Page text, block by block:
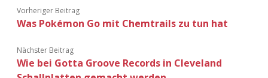
Vorheriger Beitrag
Was Pokémon Go mit Chemtrails zu tun hat
Nächster Beitrag
Wie bei Gotta Groove Records in Cleveland